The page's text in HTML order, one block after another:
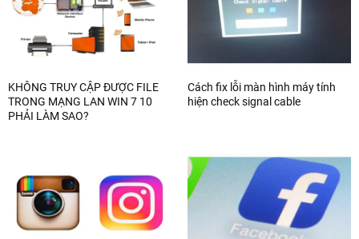
KHÔNG TRUY CẬP ĐƯỢC FILE
TRONG MẠNG LAN WIN 7 10
PHẢI LÀM SAO?
Cách fix lỗi màn hình máy tính
hiện check signal cable